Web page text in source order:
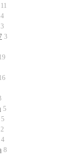
11
4
3
3
5
5
2
4
8